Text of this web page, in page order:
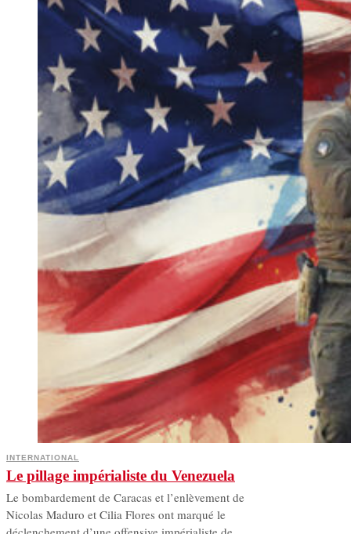
INTERNATIONAL
Le pillage impérialiste du Venezuela
Le bombardement de Caracas et l’enlèvement de
Nicolas Maduro et Cilia Flores ont marqué le